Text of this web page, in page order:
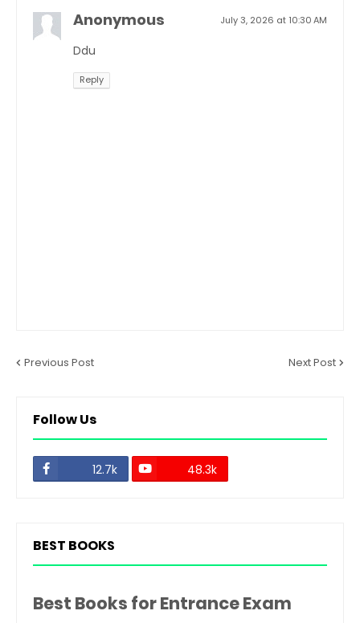
Anonymous July 3, 2026 at 10:30 AM
Ddu
Reply
Previous Post Next Post
Follow Us
12.7k 48.3k
BEST BOOKS
Best Books for Entrance Exam